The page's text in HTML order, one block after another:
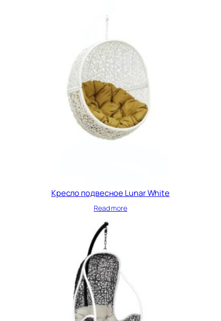
Кресло подвесное Lunar White
Read more